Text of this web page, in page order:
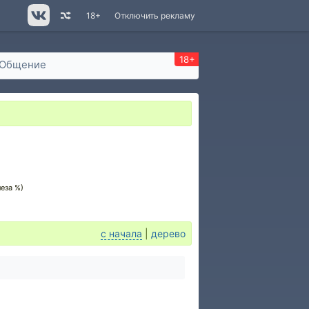
Отключить рекламу
18+
Общение 18+
%)
с начала дерево